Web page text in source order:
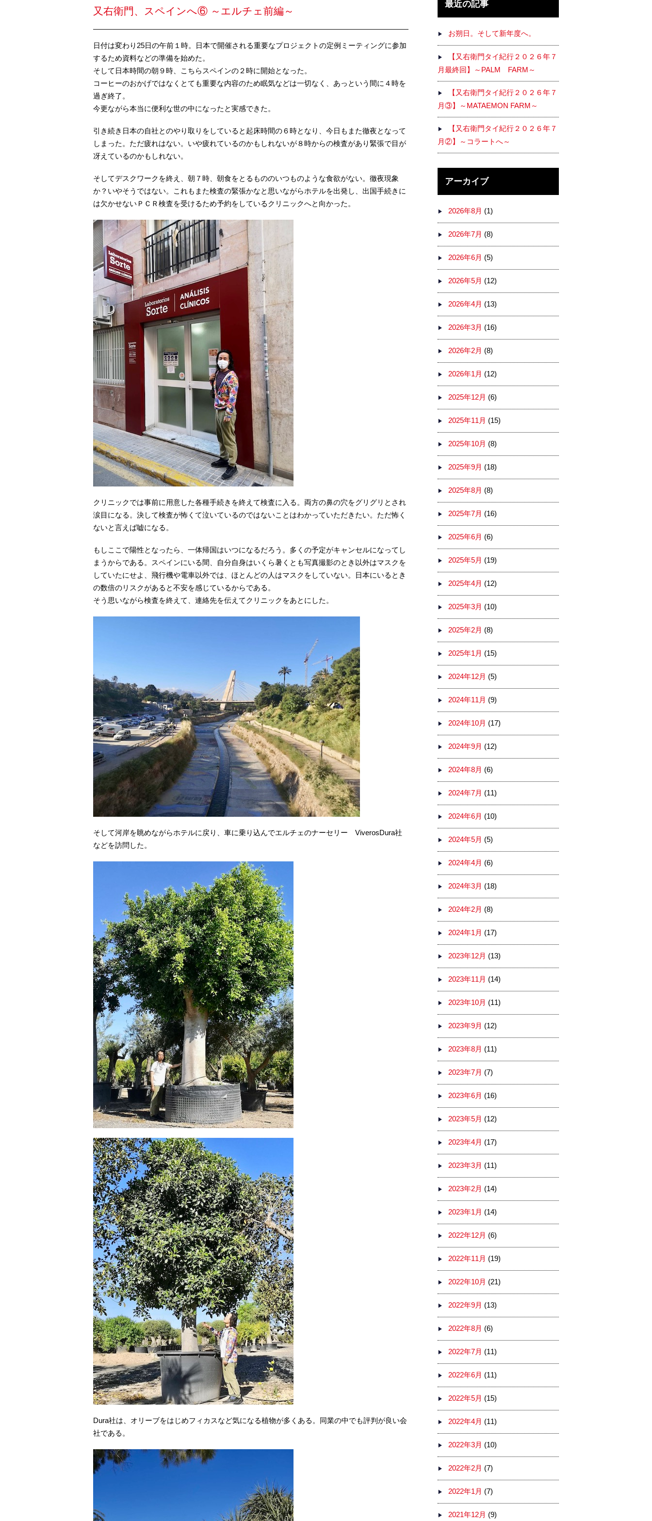
又右衛門、スペインへ⑥ ～エルチェ前編～
日付は変わり25日の午前１時。日本で開催される重要なプロジェクトの定例ミーティングに参加
するため資料などの準備を始めた。
そして日本時間の朝９時、こちらスペインの２時に開始となった。
コーヒーのおかげではなくとても重要な内容のため眠気などは一切なく、あっという間に４時を
過ぎ終了。
今更ながら本当に便利な世の中になったと実感できた。
引き続き日本の自社とのやり取りをしていると起床時間の６時となり、今日もまた徹夜となって
しまった。ただ疲れはない。いや疲れているのかもしれないが８時からの検査があり緊張で目が
冴えているのかもしれない。
そしてデスクワークを終え、朝７時、朝食をとるもののいつものような食欲がない。徹夜現象
か？いやそうではない。これもまた検査の緊張かなと思いながらホテルを出発し、出国手続きに
は欠かせないＰＣＲ検査を受けるため予約をしているクリニックへと向かった。
クリニックでは事前に用意した各種手続きを終えて検査に入る。両方の鼻の穴をグリグリとされ
涙目になる。決して検査が怖くて泣いているのではないことはわかっていただきたい。ただ怖く
ないと言えば嘘になる。
もしここで陽性となったら、一体帰国はいつになるだろう。多くの予定がキャンセルになってし
まうからである。スペインにいる間、自分自身はいくら暑くとも写真撮影のとき以外はマスクを
していたにせよ、飛行機や電車以外では、ほとんどの人はマスクをしていない。日本にいるとき
の数倍のリスクがあると不安を感じているからである。
そう思いながら検査を終えて、連絡先を伝えてクリニックをあとにした。
そして河岸を眺めながらホテルに戻り、車に乗り込んでエルチェのナーセリー ViverosDura社
などを訪問した。
Dura社は、オリーブをはじめフィカスなど気になる植物が多くある。同業の中でも評判が良い会
社である。
最近の記事
お朔日。そして新年度へ。
【又右衛門タイ紀行２０２６年７
月最終回】～PALM FARM～
【又右衛門タイ紀行２０２６年７
月③】～MATAEMON FARM～
【又右衛門タイ紀行２０２６年７
月②】～コラートへ～
アーカイブ
2026年8月 (1)
2026年7月 (8)
2026年6月 (5)
2026年5月 (12)
2026年4月 (13)
2026年3月 (16)
2026年2月 (8)
2026年1月 (12)
2025年12月 (6)
2025年11月 (15)
2025年10月 (8)
2025年9月 (18)
2025年8月 (8)
2025年7月 (16)
2025年6月 (6)
2025年5月 (19)
2025年4月 (12)
2025年3月 (10)
2025年2月 (8)
2025年1月 (15)
2024年12月 (5)
2024年11月 (9)
2024年10月 (17)
2024年9月 (12)
2024年8月 (6)
2024年7月 (11)
2024年6月 (10)
2024年5月 (5)
2024年4月 (6)
2024年3月 (18)
2024年2月 (8)
2024年1月 (17)
2023年12月 (13)
2023年11月 (14)
2023年10月 (11)
2023年9月 (12)
2023年8月 (11)
2023年7月 (7)
2023年6月 (16)
2023年5月 (12)
2023年4月 (17)
2023年3月 (11)
2023年2月 (14)
2023年1月 (14)
2022年12月 (6)
2022年11月 (19)
2022年10月 (21)
2022年9月 (13)
2022年8月 (6)
2022年7月 (11)
2022年6月 (11)
2022年5月 (15)
2022年4月 (11)
2022年3月 (10)
2022年2月 (7)
2022年1月 (7)
2021年12月 (9)